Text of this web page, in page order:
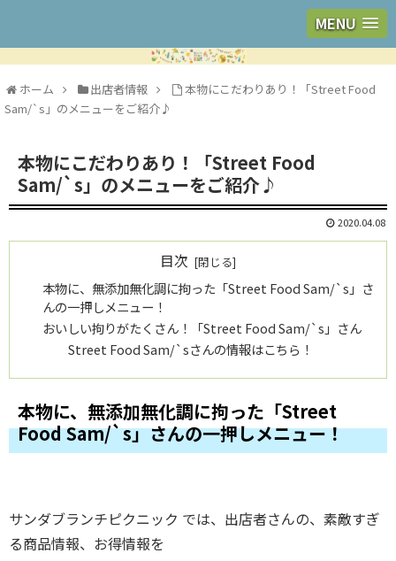
MENU
ホーム 出店者情報
本物にこだわりあり！「Street Food
Sam/`s」のメニューをご紹介♪
本物にこだわりあり！「Street Food
Sam/`s」のメニューをご紹介♪
2020.04.08
目次
本物に、無添加無化調に拘った「Street Food Sam/`s」さ
んの一押しメニュー！
おいしい拘りがたくさん！「Street Food Sam/`s」さん
Street Food Sam/`sさんの情報はこちら！
本物に、無添加無化調に拘った「Street
Food Sam/`s」さんの一押しメニュー！
サンダブランチピクニック では、出店者さんの、素敵すぎ
る商品情報、お得情報を